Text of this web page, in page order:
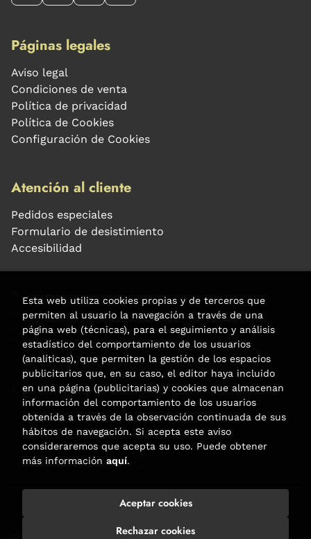
Páginas legales
Aviso legal
Condiciones de venta
Política de privacidad
Política de Cookies
Configuración de Cookies
Atención al cliente
Pedidos especiales
Formulario de desistimiento
Accesibilidad
Puede interesarte
Noticias
Agenda
Contacto
Carrer Aribau, 84
(+34) 932 160 225
info@libreriafabre.com
Formulario de contacto
. Todos los Derechos Reservados |
Esta web utiliza cookies propias y de terceros que
permiten al usuario la navegación a través de una
página web (técnicas), para el seguimiento y análisis
estadístico del comportamiento de los usuarios
(analíticas), que permiten la gestión de los espacios
publicitarios que, en su caso, el editor haya incluido
en una página (publicitarias) y cookies que almacenan
información del comportamiento de los usuarios
obtenida a través de la observación continuada de sus
hábitos de navegación. Si acepta este aviso
consideraremos que acepta su uso. Puede obtener
más información aquí.
Rechazar cookies
Aceptar cookies